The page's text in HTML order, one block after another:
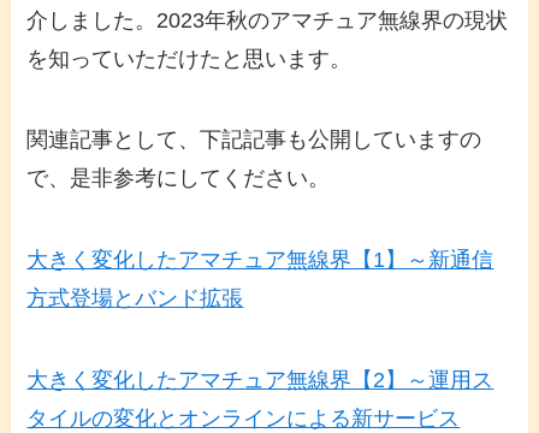
介しました。2023年秋のアマチュア無線界の現状
を知っていただけたと思います。
関連記事として、下記記事も公開していますの
で、是非参考にしてください。
大きく変化したアマチュア無線界【1】～新通信
方式登場とバンド拡張
大きく変化したアマチュア無線界【2】～運用ス
タイルの変化とオンラインによる新サービス